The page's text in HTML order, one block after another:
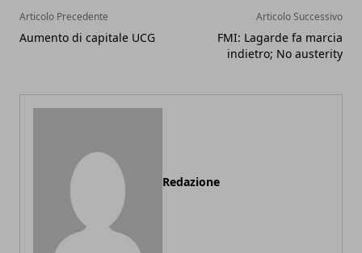
Articolo Precedente
Aumento di capitale UCG
Articolo Successivo
FMI: Lagarde fa marcia
indietro; No austerity
Redazione